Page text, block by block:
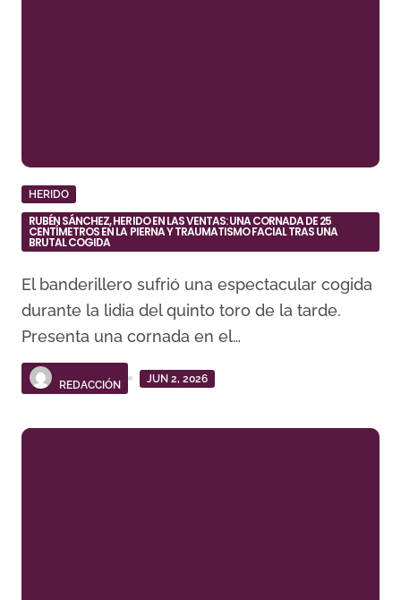
HERIDO
RUBÉN SÁNCHEZ, HERIDO EN LAS VENTAS: UNA CORNADA DE 25
CENTÍMETROS EN LA PIERNA Y TRAUMATISMO FACIAL TRAS UNA
BRUTAL COGIDA
El banderillero sufrió una espectacular cogida
durante la lidia del quinto toro de la tarde.
Presenta una cornada en el…
REDACCIÓN
JUN 2, 2026